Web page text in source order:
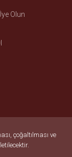
Olun
çoğaltılması ve